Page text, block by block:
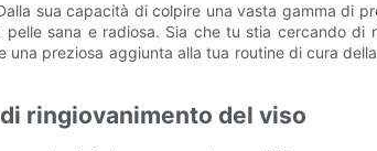
sua capacità di colpire una vasta gamma di
sana e radiosa. Sia che tu stia cercando di
preziosa aggiunta alla tua routine di cura
ringiovanimento del viso